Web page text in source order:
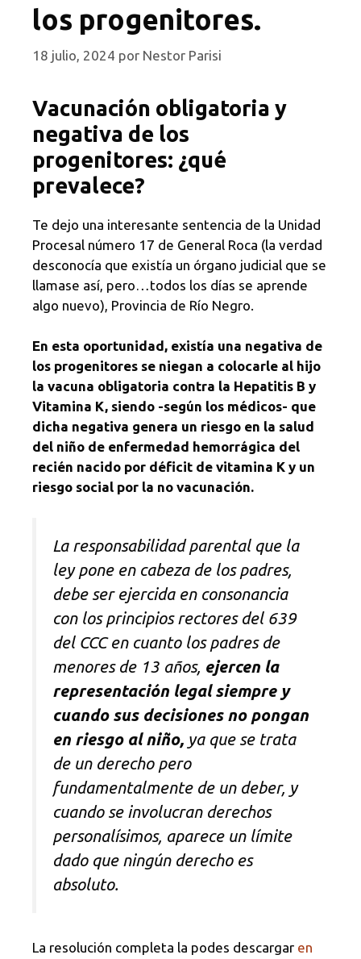
los progenitores.
18 julio, 2024 por Nestor Parisi
Vacunación obligatoria y
negativa de los
progenitores: ¿qué
prevalece?
Te dejo una interesante sentencia de la Unidad
Procesal número 17 de General Roca (la verdad
desconocía que existía un órgano judicial que se
llamase así, pero…todos los días se aprende
algo nuevo), Provincia de Río Negro.
En esta oportunidad, existía una negativa de
los progenitores se niegan a colocarle al hijo
la vacuna obligatoria contra la Hepatitis B y
Vitamina K, siendo -según los médicos- que
dicha negativa genera un riesgo en la salud
del niño de enfermedad hemorrágica del
recién nacido por déficit de vitamina K y un
riesgo social por la no vacunación.
La responsabilidad parental que la
ley pone en cabeza de los padres,
debe ser ejercida en consonancia
con los principios rectores del 639
del CCC en cuanto los padres de
menores de 13 años, ejercen la
representación legal siempre y
cuando sus decisiones no pongan
en riesgo al niño, ya que se trata
de un derecho pero
fundamentalmente de un deber, y
cuando se involucran derechos
personalísimos, aparece un límite
dado que ningún derecho es
absoluto.
La resolución completa la podes descargar en